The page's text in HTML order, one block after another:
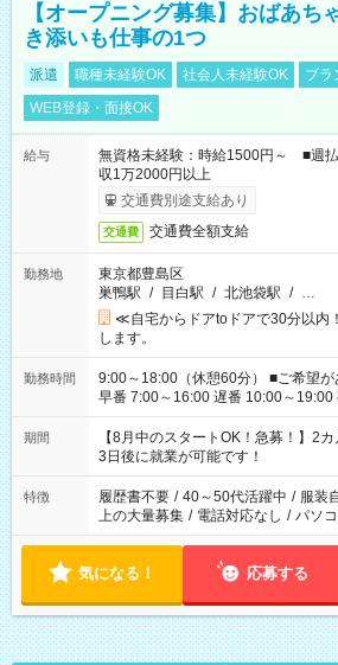
【オープニング募集】おばあち
き添いも仕事の1つ
派遣 職種未経験OK 社会人未経験OK
ブラ
WEB登録・面接OK
給与
無資格未経験：時給1500円～ ■週
収1万2000円以上
交通費別途支給あり
交通費 交通費全額支給
勤務地
東京都豊島区
巣鴨駅 / 目白駅 / 北池袋駅 / …
≪自宅からドアtoドアで30分以内
します。
勤務時間
9:00～18:00（休憩60分） ■ご希望があれば下記シフトもOK！
早番 7:00～16:00 遅番 10:00～19:00 夜
と休みを合わせたい」 「余裕を持っ
「できれば残業はしたくない」 な
ね。 ※Wワーク希望の方へ 今ご覧のお仕事で希望する勤務時間
と、もう1つのお仕事の勤務時間。
合は応募できません。
期間
【8月中のスタートOK！急募！】2
3日後に就業が可能です！
特徴 履歴書不要 / 40～50代活躍中 / 服装
上の大量募集 / 電話対応なし / パソ
気になる！ 応募する